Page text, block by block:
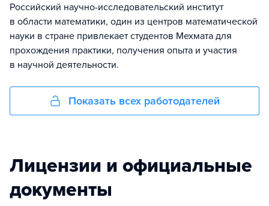
Российский научно-исследовательский институт
в области математики, один из центров математической
науки в стране привлекает студентов Мехмата для
прохождения практики, получения опыта и участия
в научной деятельности.
Показать всех работодателей
Лицензии и официальные
документы